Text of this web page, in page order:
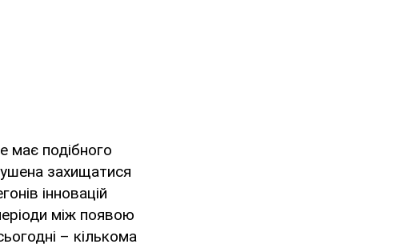
має подібного
захищатися
інновацій
між появою
– кількома